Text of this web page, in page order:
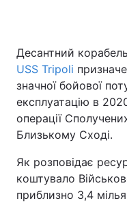
Десантний
USS Tripoli
значної бойової
експлуатацію в
операції
Близькому Сході.
Як розповідає
коштувало
приблизно 3,4